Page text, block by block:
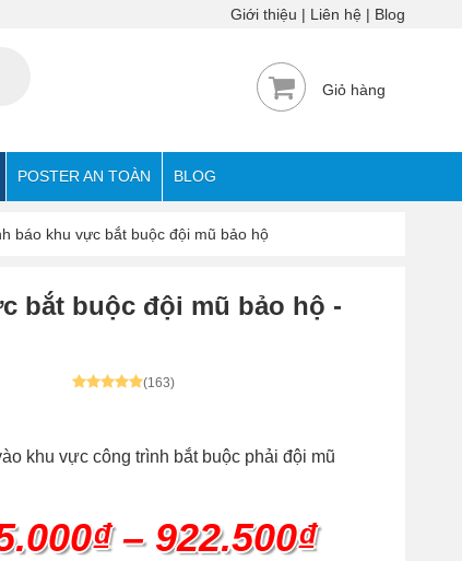
Giới thiệu Liên hệ Blog
Giỏ hàng
POSTER AN TOÀN BLOG
báo khu vực bắt buộc đội mũ bảo hộ
bắt buộc đội mũ bảo hộ -
(163)
khu vực công trình bắt buộc phải đội mũ
₫ – 922.500₫Khoảng